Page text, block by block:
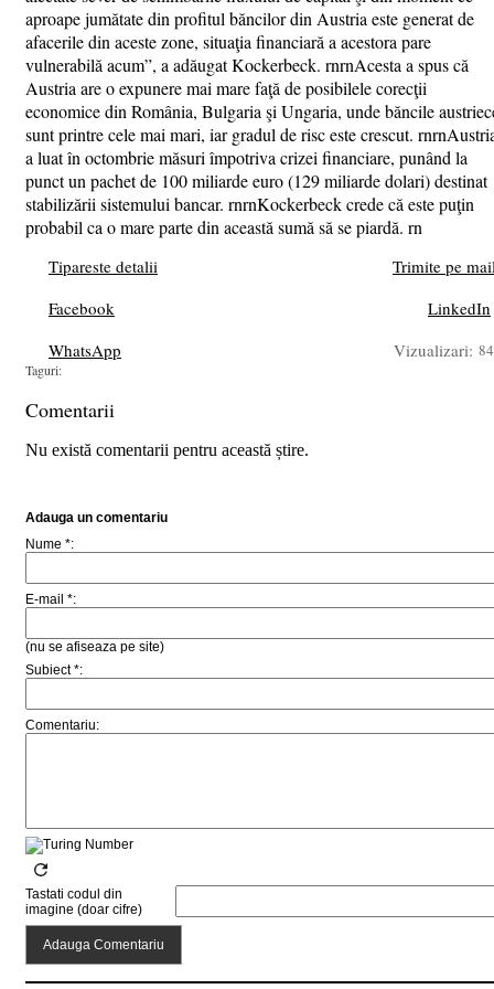
aproape jumătate din profitul băncilor din Austria este generat de
afacerile din aceste zone, situaţia financiară a acestora pare
vulnerabilă acum”, a adăugat Kockerbeck. rnrnAcesta a spus că
Austria are o expunere mai mare faţă de posibilele corecţii
economice din România, Bulgaria şi Ungaria, unde băncile
sunt printre cele mai mari, iar gradul de risc este crescut.
a luat în octombrie măsuri împotriva crizei financiare, punând la
punct un pachet de 100 miliarde euro (129 miliarde dolari) destinat
stabilizării sistemului bancar. rnrnKockerbeck crede că este puţin
probabil ca o mare parte din această sumă să se piardă. rn
Tipareste detalii
Trimite pe
Facebook
LinkedIn
WhatsApp
Vizualizari:
Taguri:
Comentarii
Nu există comentarii pentru această știre.
Adauga un comentariu
Nume *:
E-mail *:
(nu se afiseaza pe site)
Subiect *:
Comentariu:
Tastati codul din
imagine (doar cifre)